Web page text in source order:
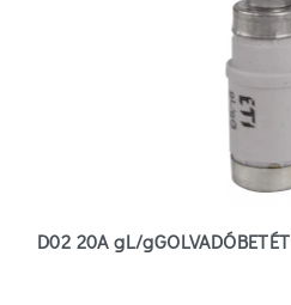
D02 20A gL/gGOLVADÓBETÉT